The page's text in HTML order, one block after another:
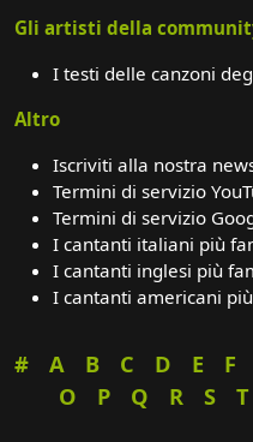
Gli artisti della
I testi delle canzoni
Altro
Iscriviti alla nostra
Termini di servizio
Termini di servizio
I cantanti italiani più
I cantanti inglesi più
I cantanti americani
# A B C D E F
O
P Q R S T